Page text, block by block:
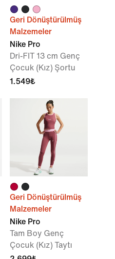
Geri Dönüştürülmüş
Malzemeler
Nike Pro
Dri-FIT 13 cm Genç
Çocuk (Kız) Şortu
1.549₺
Geri Dönüştürülmüş
Malzemeler
Nike Pro
Tam Boy Genç
Çocuk (Kız) Taytı